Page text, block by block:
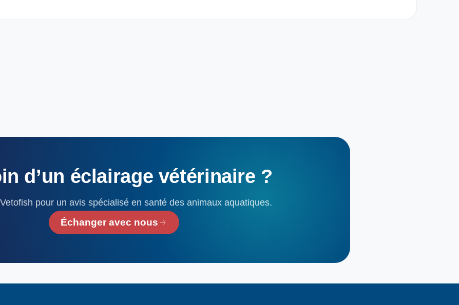
d’un éclairage vétérinaire ?
pour un avis spécialisé en santé des animaux aquatiques.
Échanger avec nous